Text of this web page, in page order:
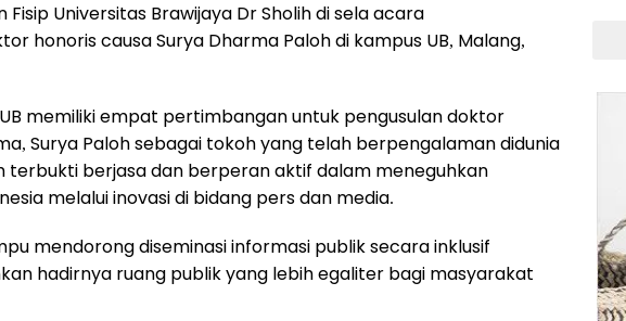
Fisip Universitas Brawijaya Dr Sholih di sela acara
honoris causa Surya Dharma Paloh di kampus UB, Malang,
UB memiliki empat pertimbangan untuk pengusulan doktor
Surya Paloh sebagai tokoh yang telah berpengalaman didunia
terbukti berjasa dan berperan aktif dalam meneguhkan
melalui inovasi di bidang pers dan media.
mendorong diseminasi informasi publik secara inklusif
hadirnya ruang publik yang lebih egaliter bagi masyarakat